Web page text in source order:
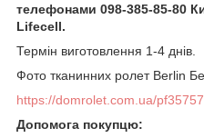
телефонами 098-385-85-80
Lifecell.
Термін виготовлення 1-4 днів.
Фото тканинних ролет Berlin
https://domrolet.com.ua/
Допомога покупцю: